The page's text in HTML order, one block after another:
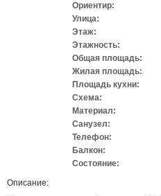
Ориентир:
Улица:
Этаж:
Этажность:
Общая площадь:
Жилая площадь:
Площадь кухни:
Схема:
Материал:
Санузел:
Телефон:
Балкон:
Состояние:
Описание: